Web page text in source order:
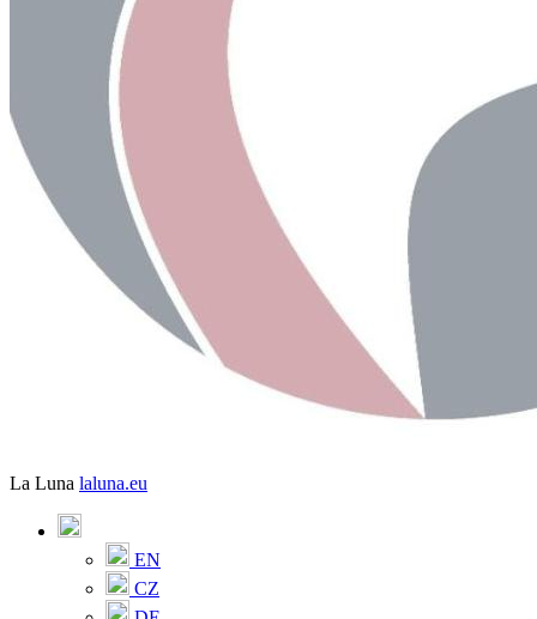
La Luna laluna.eu
EN
CZ